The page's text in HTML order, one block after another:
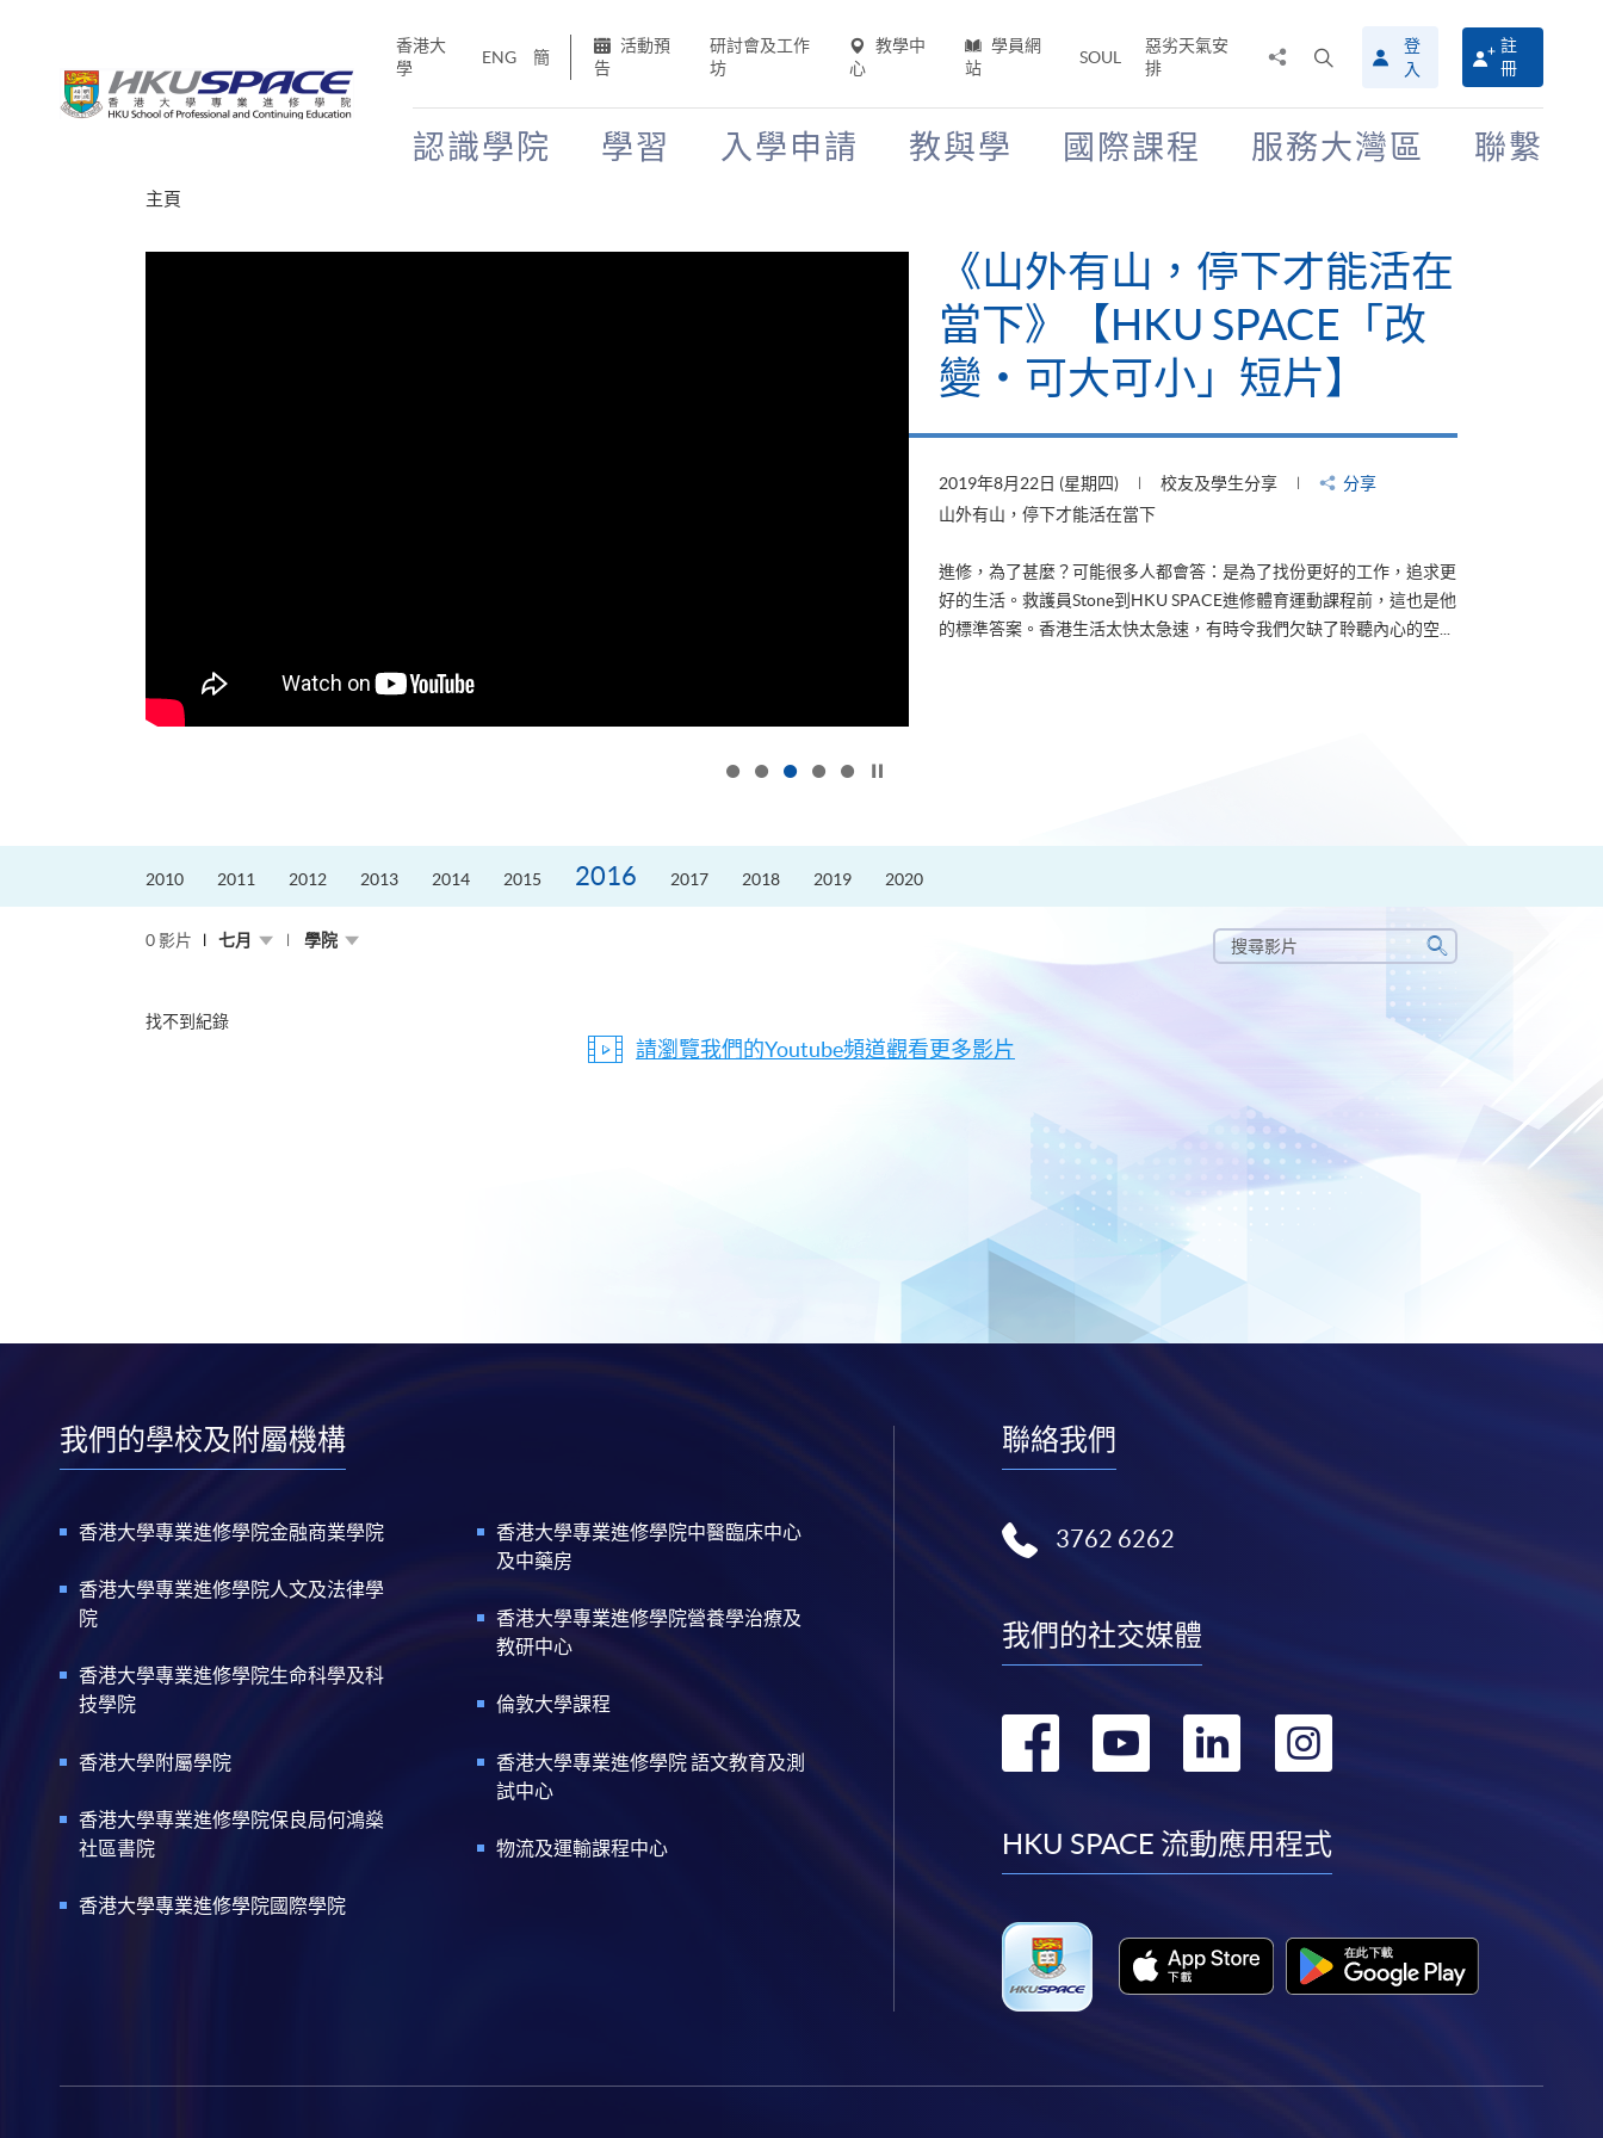
香港大
學
ENG 簡
活動預
告
研討會及工作
坊
教學中
心
學員網
站
SOUL
惡劣天氣安
排
搜
尋
介
登
入
註
冊
認識學院 學習 入學申請 教與學 國際課程 服務大灣區 聯繫
主頁
《山外有山，停下才能活在
當下》【HKU SPACE「改
變‧可大可小」短片】
2019年8月22日 (星期四) 校友及學生分享
分享
山外有山，停下才能活在當下
進修，為了甚麼？可能很多人都會答：是為了找份更好的工作，追求更
好的生活。救護員Stone到HKU SPACE進修體育運動課程前，這也是他
的標準答案。香港生活太快太急速，有時令我們欠缺了聆聽內心的空...
2010 2011 2012 2013 2014 2015 2016 2017 2018 2019 2020
0 影片 七月 學院
搜
尋
搜
尋
找不到紀錄
請瀏覽我們的Youtube頻道觀看更多影片
我們的學校及附屬機構
香港大學專業進修學院金融商業學院
香港大學專業進修學院人文及法律學
院
香港大學專業進修學院生命科學及科
技學院
香港大學附屬學院
香港大學專業進修學院保良局何鴻燊
社區書院
香港大學專業進修學院國際學院
香港大學專業進修學院中醫臨床中心
及中藥房
香港大學專業進修學院營養學治療及
教研中心
倫敦大學課程
香港大學專業進修學院 語文教育及測
試中心
物流及運輸課程中心
聯絡我們
3762 6262
我們的社交媒體
轉
facebook
轉
youtube
轉
linkedin
轉
instagram
HKU SPACE 流動應用程式